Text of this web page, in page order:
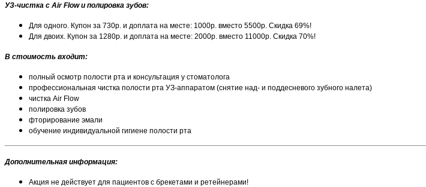
УЗ-чистка с Air Flow и полировка зубов:
Для одного. Купон за 730р. и доплата на месте: 1000р. вместо 5500р. Скидка 69%!
Для двоих. Купон за 1280р. и доплата на месте: 2000р. вместо 11000р. Скидка 70%!
В стоимость входит:
полный осмотр полости рта и консультация у стоматолога
профессиональная чистка полости рта УЗ-аппаратом (снятие над- и поддесневого зубного налета)
чистка Air Flow
полировка зубов
фторирование эмали
обучение индивидуальной гигиене полости рта
Дополнительная информация:
Акция не действует для пациентов с брекетами и ретейнерами!